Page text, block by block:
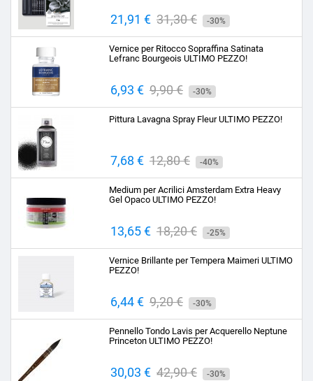
Prezzo
21,91 € Prezzo
base
31,30 € -30%
Vernice per Ritocco Sopraffina Satinata
Lefranc Bourgeois ULTIMO PEZZO!
Prezzo
6,93 € Prezzo
base
9,90 € -30%
Pittura Lavagna Spray Fleur ULTIMO PEZZO!
Prezzo
7,68 € Prezzo
base
12,80 € -40%
Medium per Acrilici Amsterdam Extra Heavy
Gel Opaco ULTIMO PEZZO!
Prezzo
13,65 € Prezzo
base
18,20 € -25%
Vernice Brillante per Tempera Maimeri ULTIMO
PEZZO!
Prezzo
6,44 € Prezzo
base
9,20 € -30%
Pennello Tondo Lavis per Acquerello Neptune
Princeton ULTIMO PEZZO!
Prezzo
30,03 € Prezzo
42,90 € -30%